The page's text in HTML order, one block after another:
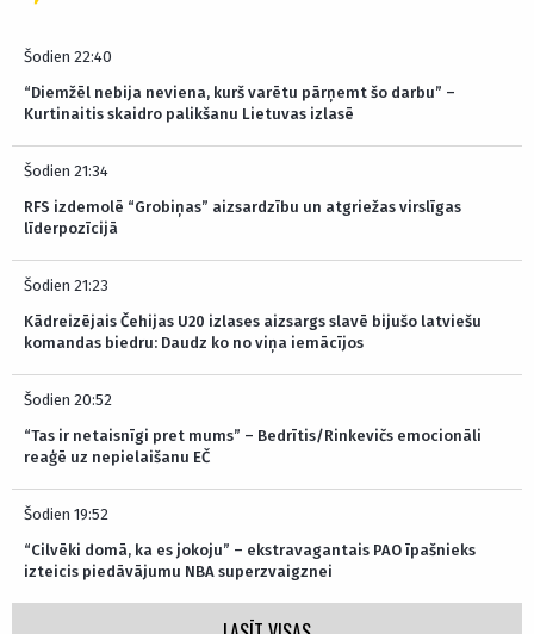
Šodien 22:40
“Diemžēl nebija neviena, kurš varētu pārņemt šo darbu” –
Kurtinaitis skaidro palikšanu Lietuvas izlasē
Šodien 21:34
RFS izdemolē “Grobiņas” aizsardzību un atgriežas virslīgas
līderpozīcijā
Šodien 21:23
Kādreizējais Čehijas U20 izlases aizsargs slavē bijušo latviešu
komandas biedru: Daudz ko no viņa iemācījos
Šodien 20:52
“Tas ir netaisnīgi pret mums” – Bedrītis/Rinkevičs emocionāli
reaģē uz nepielaišanu EČ
Šodien 19:52
“Cilvēki domā, ka es jokoju” – ekstravagantais PAO īpašnieks
izteicis piedāvājumu NBA superzvaigznei